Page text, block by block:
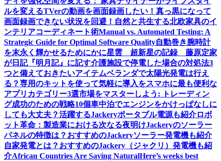
ルを変えるTVerの動画を画面録画したい！真っ黒になって
画面録画できない状況を回避！ 自然と共生する北欧家具のイ
ンテリアコーディネート術Manual vs. Automated Testing: A
Strategic Guide for Optimal Software Quality自動巻き腕時計
を末永く輝かせるためにかに星雲 超新星の記録 藤原定家
が日記『明月記』に記す介護施設で停電した場合の対処法3
つと備えておきたいアイテムベランダで太陽光発電は行え
る？専用のキットを使って気軽に導入をスマホに最も便利な
アプリカテゴリー3選市場をマスターしよう: トレーディン
グ成功のための戦略10個車中泊でエンジンをかけっぱなしに
しても大丈夫？活躍するJackeryポータブル電源も紹介ロボ
ット革命：製造業における次なる夜明けJackeryのソーラー
パネルの特徴は？おすすめのJackeryソーラー発電機も紹介
自家発電とは？おすすめのJackery（ジャクリ）発電機も紹
介African Countries Are Saving NaturalHere’s weeks best